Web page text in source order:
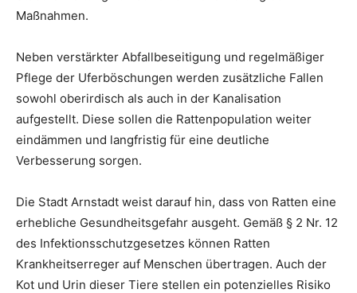
Maßnahmen.
Neben verstärkter Abfallbeseitigung und regelmäßiger
Pflege der Uferböschungen werden zusätzliche Fallen
sowohl oberirdisch als auch in der Kanalisation
aufgestellt. Diese sollen die Rattenpopulation weiter
eindämmen und langfristig für eine deutliche
Verbesserung sorgen.
Die Stadt Arnstadt weist darauf hin, dass von Ratten eine
erhebliche Gesundheitsgefahr ausgeht. Gemäß § 2 Nr. 12
des Infektionsschutzgesetzes können Ratten
Krankheitserreger auf Menschen übertragen. Auch der
Kot und Urin dieser Tiere stellen ein potenzielles Risiko